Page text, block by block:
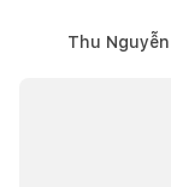
Thu Nguyễn